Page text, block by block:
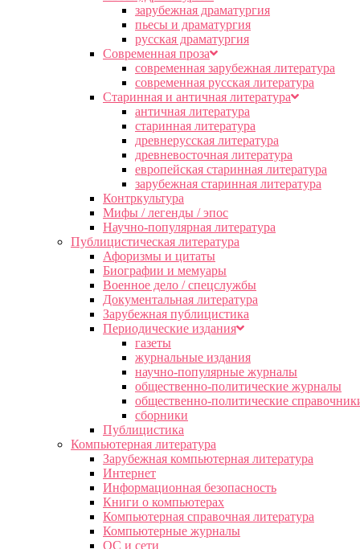
зарубежная драматургия
пьесы и драматургия
русская драматургия
Современная проза
современная зарубежная литература
современная русская литература
Старинная и античная литература
античная литература
старинная литература
древнерусская литература
древневосточная литература
европейская старинная литература
зарубежная старинная литература
Контркультура
Мифы / легенды / эпос
Научно-популярная литература
Публицистическая литература
Афоризмы и цитаты
Биографии и мемуары
Военное дело / спецслужбы
Документальная литература
Зарубежная публицистика
Периодические издания
газеты
журнальные издания
научно-популярные журналы
общественно-политические журналы
общественно-политические
сборники
Публицистика
Компьютерная литература
Зарубежная компьютерная литература
Интернет
Информационная безопасность
Книги о компьютерах
Компьютерная справочная литература
Компьютерные журналы
ОС и сети